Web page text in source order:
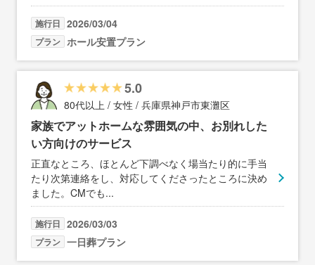
施行日 2026/03/04
プラン ホール安置プラン
5.0
80代以上 / 女性 / 兵庫県神戸市東灘区
家族でアットホームな雰囲気の中、お別れした
い方向けのサービス
正直なところ、ほとんど下調べなく場当たり的に手当
たり次第連絡をし、対応してくださったところに決め
ました。CMでも...
施行日 2026/03/03
プラン 一日葬プラン